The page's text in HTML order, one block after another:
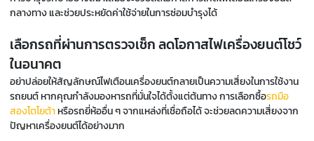
กลางทาง และช่วยประหยัดค่าใช้จ่ายในการซ่อมบำรุงได้
เลือกรถที่ผ่านการตรวจเช็ก ลดโอกาสไฟเครื่องยนต์โชว์
ในอนาคต
อย่าปล่อยให้สัญลักษณ์ไฟเตือนเครื่องยนต์กลายเป็นความเสี่ยงในการใช้งาน
รถยนต์ หากคุณกำลังมองหารถที่มั่นใจได้ตั้งแต่ต้นทาง การเลือกซื้อรถมือ
สองโตโยต้าหรือรถยี่ห้ออื่น ๆ จากแหล่งที่เชื่อถือได้ จะช่วยลดความเสี่ยงจาก
ปัญหาเครื่องยนต์ได้อย่างมาก